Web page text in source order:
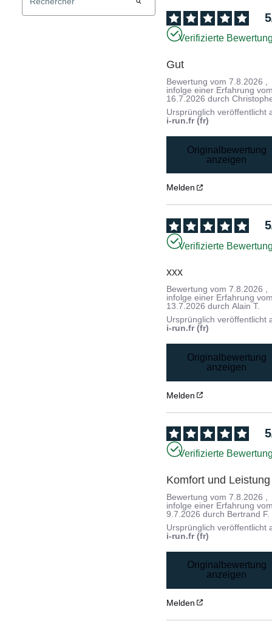
5
Verifizierte
Gut
Bewertung vom7.8.2026
infolge einer Erfahrung
16.7.2026 durch
Ursprünglich veröffentlicht
i-run.fr (fr)
Originalbewertung
anzeigen
Melden
5
Verifizierte
xxx
Bewertung vom7.8.2026 ,
infolge einer Erfahrung
13.7.2026 durchAlain T.
Ursprünglich veröffentlicht
i-run.fr (fr)
Originalbewertung
anzeigen
Melden
5
Verifizierte
Komfort und Leistung
Bewertung vom7.8.2026
infolge einer Erfahrung
9.7.2026 durch Bertrand F.
Ursprünglich veröffentlicht
i-run.fr (fr)
Originalbewertung
anzeigen
Melden